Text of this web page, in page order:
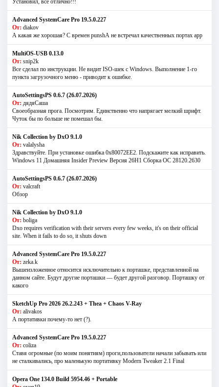
Установил, все отлично!!!
Advanced SystemCare Pro 19.5.0.227
От: diakov
А какая же хорошая? С времен punshА не встречал качественных портах app
MultiOS-USB 0.13.0
От: snip2k
Все сделал по инструкции. Не видит ISO-шек с Windows. Выполнение 1-го
пункта загрузочного меню - приводит к ошибке.
AutoSettingsPS 0.6.7 (26.07.2026)
От: дядяСаша
Своеобразная прога. Посмотрим. Единственно что напрягает мелкий шрифт.
Чуток бы по больше не помешал бы.
Nik Collection by DxO 9.1.0
От: valalysha
Здравствуйте. При установке ошибка 0х80072EE2. Подскажите как исправить.
Windows 11 Домашняя Insider Preview Версия 26H1 Сборка ОС 28120.2630
AutoSettingsPS 0.6.7 (26.07.2026)
От: valcraft
Обзор
Nik Collection by DxO 9.1.0
От: boliga
Dxo requires verification with their servers every few weeks, it's on their official
site. When it fails to do so, it shuts down
Advanced SystemCare Pro 19.5.0.227
От: zeka.k
Вышеизложенное относится исключительно к порташке, представленной на
данном сайте. Будут другие порташки — будет другой разговор. Порташку от
какого
SketchUp Pro 2026 26.2.243 + Thea + Chaos V-Ray
От: alivakos
А портативки почему-то нет (?).
Advanced SystemCare Pro 19.5.0.227
От: coliza
Ставя огромные (по моим понятиям) проги,пользователи начали забывать или
не сталкивались, про маленькую портативку Modern Tweaker 2.1 Final
Opera One 134.0 Build 5954.46 + Portable